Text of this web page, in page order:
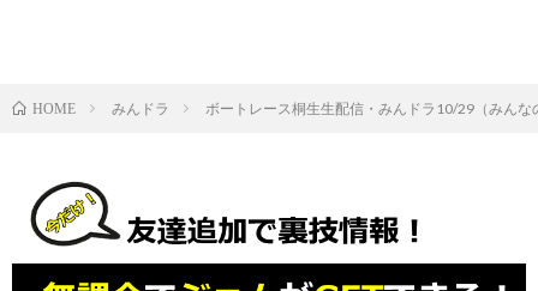
HOME みんドラ ボートレース桐生生配信・みんドラ10/29（みん